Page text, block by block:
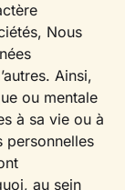
Nous
Ainsi,
ou mentale
à sa vie ou à
personnelles
au sein